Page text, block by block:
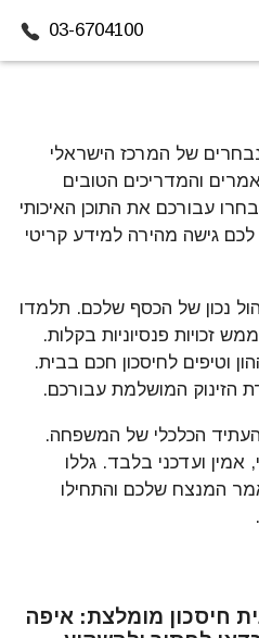
03-6704100
של המרכז הישראלי
והמדריכים הטובים
עבורכם את התוכן האיכותי
לכם גישה מהירה למידע קריטי
נכון של הכסף שלכם. תלמדו
זכויות פנסיוניות בקלות.
וטיפים לחיסכון חכם בבית.
הזינוק המושלמת עבורכם.
הכלכלי של המשפחה.
אמין ועדכני בלבד. גללו
המנצח שלכם והתחילו
חיסכון מומלצת: איפה